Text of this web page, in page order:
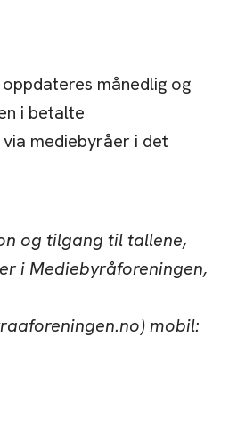
månedlig og
i betalte
mediebyråer i det
og tilgang til tallene,
i Mediebyråforeningen,
mobil: